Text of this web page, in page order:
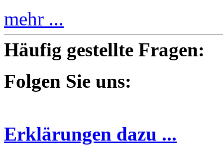
mehr ...
Häufig gestellte Fragen:
Folgen Sie uns:
Erklärungen dazu ...